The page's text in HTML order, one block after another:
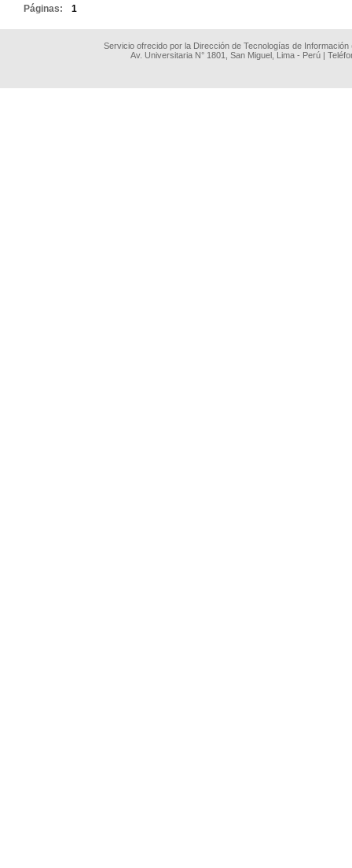
Páginas: 1
Servicio ofrecido por la Dirección de Tecnologías de
Av. Universitaria N° 1801, San Miguel, Lima - Perú |